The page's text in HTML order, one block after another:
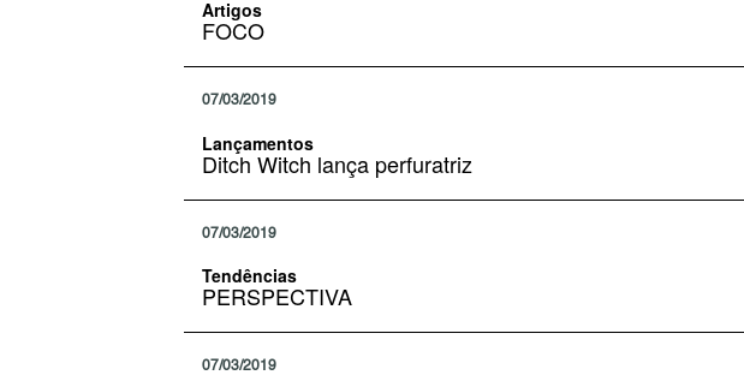
Artigos
FOCO
07/03/2019
Lançamentos
Ditch Witch lança perfuratriz
07/03/2019
Tendências
PERSPECTIVA
07/03/2019